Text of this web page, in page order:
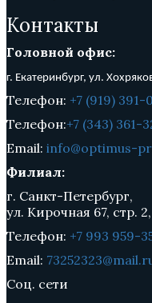
Контакты
Головной офис:
г. Екатеринбург, ул.
Телефон: +7 (919)
Телефон:+7 (343) 361-
Email: info@optimus-
Филиал:
г. Санкт-Петербург,
ул. Кирочная 67, стр.
Телефон: +7 993 959-
Email:
Соц. сети